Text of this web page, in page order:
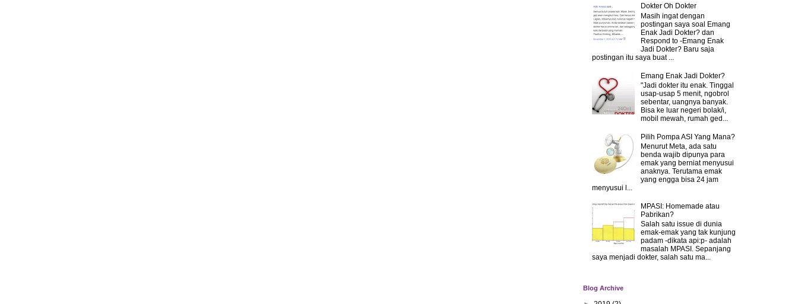
Dokter Oh Dokter
Masih ingat dengan
postingan saya soal Emang
Enak Jadi Dokter? dan
Respond to -Emang Enak
Jadi Dokter? Baru saja
postingan itu saya buat ...
Emang Enak Jadi Dokter?
"Jadi dokter itu enak. Tinggal
usap-usap 5 menit, ngobrol
sebentar, uangnya banyak.
Bisa ke luar negeri bolak/i,
mobil mewah, rumah ged...
Pilih Pompa ASI Yang Mana?
Menurut Meta, ada satu
benda wajib dipunya para
emak yang berniat menyusui
anaknya. Terutama emak
yang engga bisa 24 jam
menyusui l...
MPASI: Homemade atau
Pabrikan?
Salah satu issue di dunia
emak-emak yang tak kunjung
padam -dikata api:p- adalah
masalah MPASI. Sepanjang
saya menjadi dokter, salah satu ma...
Blog Archive